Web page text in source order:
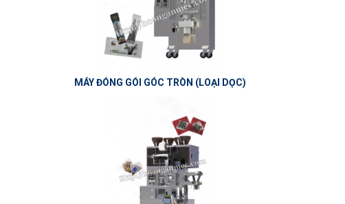
MÁY ĐÓNG GÓI GÓC TRÒN (LOẠI DỌC)